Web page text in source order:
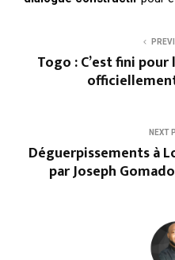
Togo : C’est fini pour
NEXT
Déguerpissements à
par Joseph